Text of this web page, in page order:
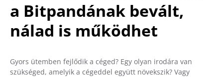
a Bitpandának bevált,
nálad is működhet
Gyors ütemben fejlődik a céged? Egy olyan irodára van
szükséged, amelyik a cégeddel együtt növekszik? Vagy